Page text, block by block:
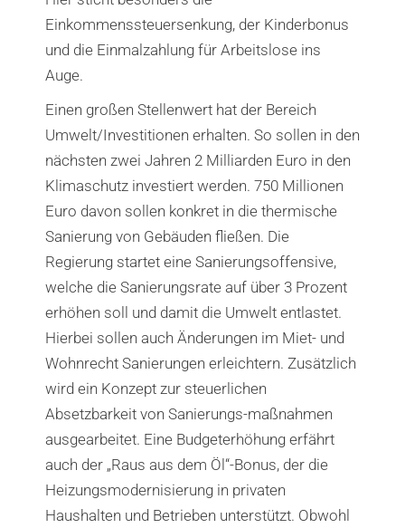
Einkommenssteuersenkung, der Kinderbonus
und die Einmalzahlung für Arbeitslose ins
Auge.
Einen großen Stellenwert hat der Bereich
Umwelt/Investitionen erhalten. So sollen in den
nächsten zwei Jahren 2 Milliarden Euro in den
Klimaschutz investiert werden. 750 Millionen
Euro davon sollen konkret in die thermische
Sanierung von Gebäuden fließen. Die
Regierung startet eine Sanierungsoffensive,
welche die Sanierungsrate auf über 3 Prozent
erhöhen soll und damit die Umwelt entlastet.
Hierbei sollen auch Änderungen im Miet- und
Wohnrecht Sanierungen erleichtern. Zusätzlich
wird ein Konzept zur steuerlichen
Absetzbarkeit von Sanierungs-maßnahmen
ausgearbeitet. Eine Budgeterhöhung erfährt
auch der „Raus aus dem Öl“-Bonus, der die
Heizungsmodernisierung in privaten
Haushalten und Betrieben unterstützt. Obwohl